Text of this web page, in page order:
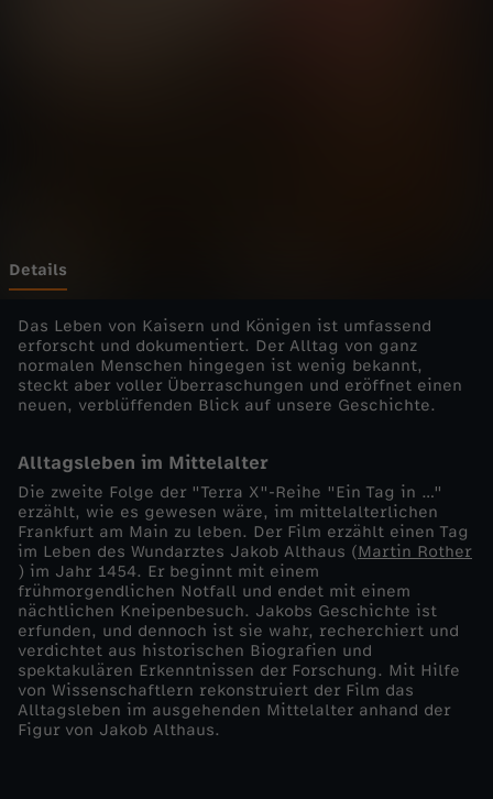
E
i
n
a
g
i
m
M
Details
Das Leben von Kaisern und Königen ist umfassend
erforscht und dokumentiert. Der Alltag von ganz
normalen Menschen hingegen ist wenig bekannt,
steckt aber voller Überraschungen und eröffnet einen
neuen, verblüffenden Blick auf unsere Geschichte.
Alltagsleben im Mittelalter
Die zweite Folge der "Terra X"-Reihe "Ein Tag in …"
erzählt, wie es gewesen wäre, im mittelalterlichen
Frankfurt am Main zu leben. Der Film erzählt einen Tag
im Leben des Wundarztes Jakob Althaus (Martin Rother
) im Jahr 1454. Er beginnt mit einem
frühmorgendlichen Notfall und endet mit einem
nächtlichen Kneipenbesuch. Jakobs Geschichte ist
erfunden, und dennoch ist sie wahr, recherchiert und
verdichtet aus historischen Biografien und
spektakulären Erkenntnissen der Forschung. Mit Hilfe
von Wissenschaftlern rekonstruiert der Film das
Alltagsleben im ausgehenden Mittelalter anhand der
Figur von Jakob Althaus.